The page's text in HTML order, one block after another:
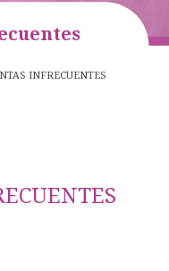
INFRECUENTES